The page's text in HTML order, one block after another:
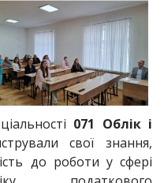
071 Облік і
свої знання,
до роботи у сфері